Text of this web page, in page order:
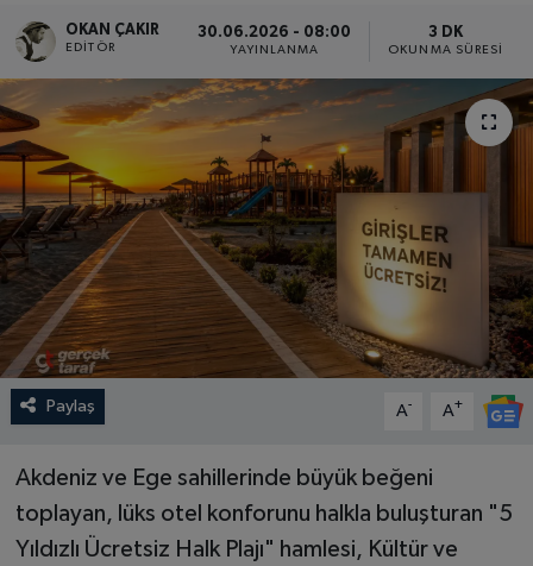
OKAN ÇAKIR
EDITÖR
30.06.2026 - 08:00
YAYINLANMA
3 DK
OKUNMA SÜRESI
Paylaş A- A+
Akdeniz ve Ege sahillerinde büyük beğeni
toplayan, lüks otel konforunu halkla buluşturan "5
Yıldızlı Ücretsiz Halk Plajı" hamlesi, Kültür ve
YEMEK